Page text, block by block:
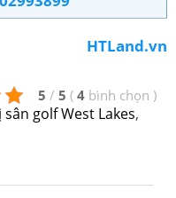
HTLand.vn
5 / 5 ( 4 bình chọn )
golf West Lakes,